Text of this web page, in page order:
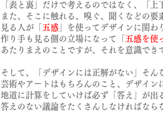
「表と裏」だけで考えるのではなく、「
また、そこに触れる、嗅ぐ、聞くなどの要
見る人が「 五感 」を使ってデザインに関
作り手も見る側の立場になって「 五感を使
あたりまえのことですが、それを意識でき
そして、
「デザインには正解がない」そん
芸術やアートはもちろんのこと、デザイン
地道に計算をしていけば必ず「答え」が出
答えのない議論をたくさんしなければなら